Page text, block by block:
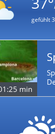
gefühlt
min